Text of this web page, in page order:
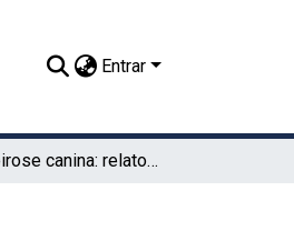
Entrar
Leptospirose canina: relato de caso